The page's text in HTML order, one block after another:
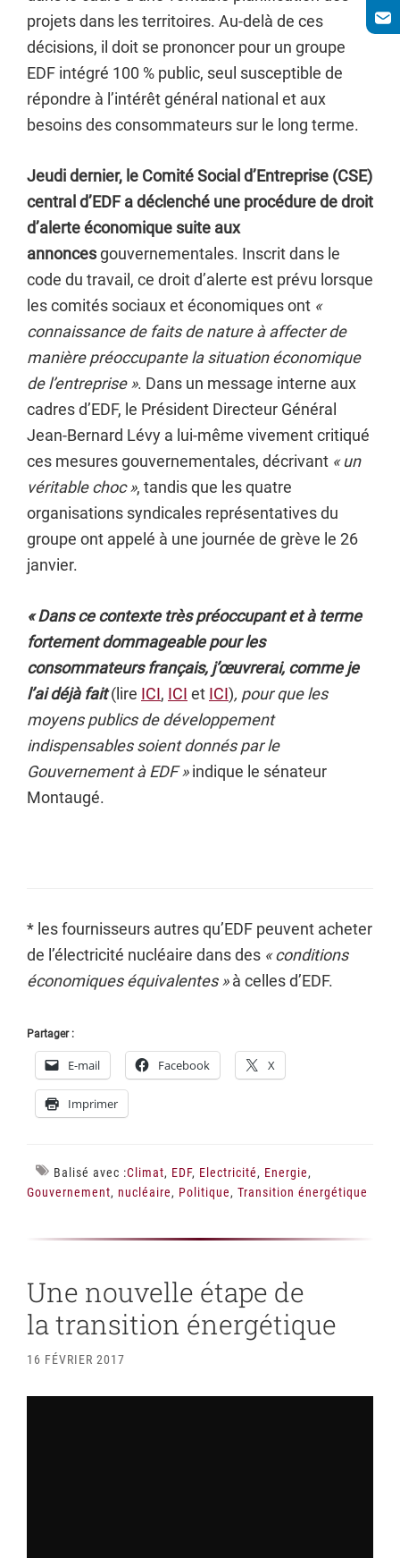
projets dans les territoires. Au-delà de ces
décisions, il doit se prononcer pour un groupe
EDF intégré 100 % public, seul susceptible de
répondre à l’intérêt général national et aux
besoins des consommateurs sur le long terme.
Jeudi dernier, le Comité Social d’Entreprise (CSE)
central d’EDF a déclenché une procédure de droit
d’alerte économique suite aux
annoncesgouvernementales. Inscrit dans le
code du travail, ce droit d’alerte est prévu lorsque
les comités sociaux et économiques ont «
connaissance de faits de nature à affecter de
manière préoccupante la situation économique
de l’entreprise ». Dans un message interne aux
cadres d’EDF, le Président Directeur Général
Jean-Bernard Lévy a lui-même vivement critiqué
ces mesures gouvernementales, décrivant « un
véritable choc », tandis que les quatre
organisations syndicales représentatives du
groupe ont appelé à une journée de grève le 26
janvier.
« Dans ce contexte très préoccupant et à terme
fortement dommageable pour les
consommateurs français, j’œuvrerai, comme je
l’ai déjà fait(lire ICI, ICI et ICI), pour que les
moyens publics de développement
indispensables soient donnés par le
Gouvernement à EDF »indique le sénateur
Montaugé.
* les fournisseurs autres qu’EDF peuvent acheter
de l’électricité nucléaire dans des « conditions
économiques équivalentes »à celles d’EDF.
Partager :
E-mail Facebook X
Imprimer
Balisé avec :Climat, EDF, Electricité, Energie,
Gouvernement, nucléaire, Politique, Transition énergétique
Une nouvelle étape de
la transition énergétique
16 FÉVRIER 2017